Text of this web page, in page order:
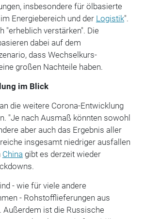
insbesondere für ölbasierte
Energiebereich und der Logistik".
"erheblich verstärken". Die
dabei auf dem
dass Wechselkurs-
großen Nachteile haben.
im Blick
die weitere Corona-Entwicklung
"Je nach Ausmaß könnten sowohl
aber auch das Ergebnis aller
insgesamt niedriger ausfallen
China gibt es derzeit wieder
- wie für viele andere
- Rohstofflieferungen aus
ist die Russische